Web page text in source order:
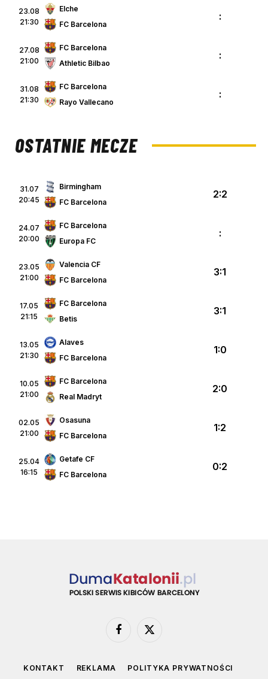
23.08
21:30
Elche
FC Barcelona
:
27.08
21:00
FC Barcelona
Athletic Bilbao
:
31.08
21:30
FC Barcelona
Rayo Vallecano
:
OSTATNIE MECZE
31.07
20:45
Birmingham
FC Barcelona
2:2
24.07
20:00
FC Barcelona
Europa FC
:
23.05
21:00
Valencia CF
FC Barcelona
3:1
17.05
21:15
FC Barcelona
Betis
3:1
13.05
21:30
Alaves
FC Barcelona
1:0
10.05
21:00
FC Barcelona
Real Madryt
2:0
02.05
21:00
Osasuna
FC Barcelona
1:2
25.04
16:15
Getafe CF
FC Barcelona
0:2
Facebook
X
KONTAKT REKLAMA POLITYKA PRYWATNOŚCI